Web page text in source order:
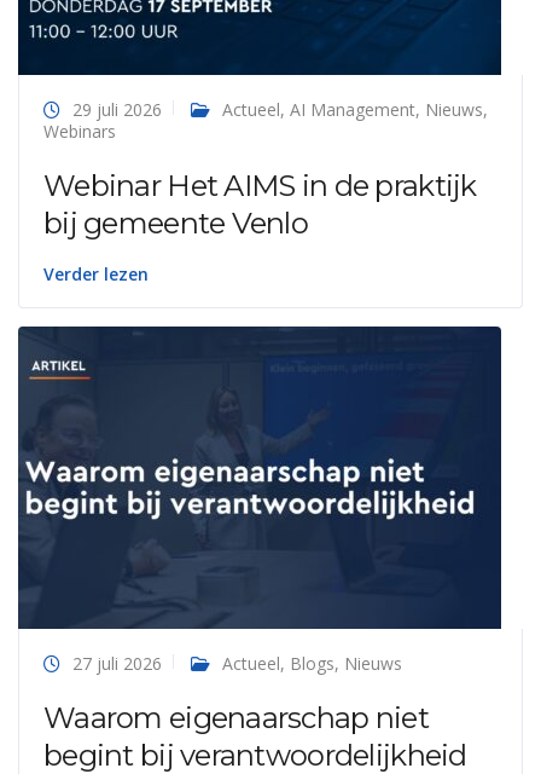
29 juli 2026 Actueel, AI Management, Nieuws,
Webinars
Webinar Het AIMS in de praktijk
bij gemeente Venlo
Verder lezen
27 juli 2026 Actueel, Blogs, Nieuws
Waarom eigenaarschap niet
begint bij verantwoordelijkheid